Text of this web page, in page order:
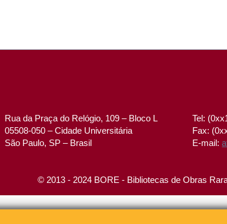
Rua da Praça do Relógio, 109 – Bloco L
05508-050 – Cidade Universitária
São Paulo, SP – Brasil
Tel:
Fax:
E-mail:
© 2013 - 2024 BORE - Bibliotecas de Obras